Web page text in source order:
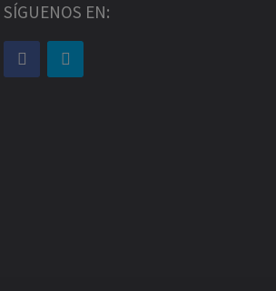
SÍGUENOS EN: